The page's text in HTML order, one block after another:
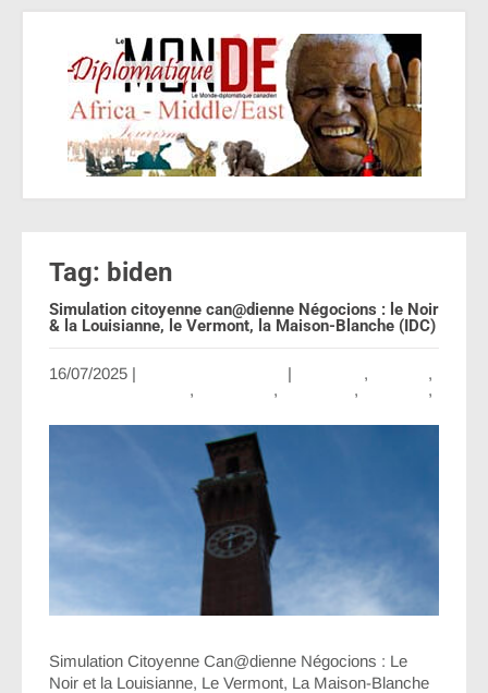
Tag: biden
Simulation citoyenne can@dienne Négocions : le Noir
& la Louisianne, le Vermont, la Maison-Blanche (IDC)
16/07/2025 | | ,
,
, , ,
,
Simulation Citoyenne Can@dienne Négocions : Le
Noir et la Louisianne, Le Vermont, La Maison-Blanche